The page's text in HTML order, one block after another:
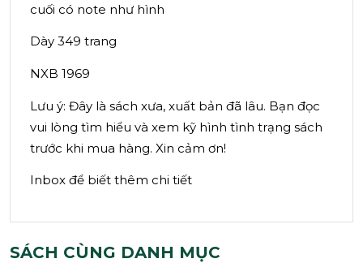
cuối có note như hình
Dày 349 trang
NXB 1969
Lưu ý: Đây là sách xưa, xuất bản đã lâu. Bạn đọc
vui lòng tìm hiểu và xem kỹ hình tình trạng sách
trước khi mua hàng. Xin cảm ơn!
Inbox để biết thêm chi tiết
SÁCH CÙNG DANH MỤC